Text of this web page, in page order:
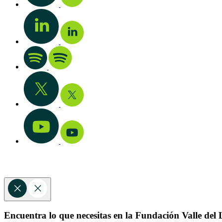
Encuentra lo que necesitas en la Fundación Valle del